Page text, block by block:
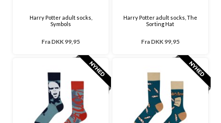
Harry Potter adult socks,
Symbols
Fra DKK 99,95
Harry Potter adult socks, The
Sorting Hat
Fra DKK 99,95